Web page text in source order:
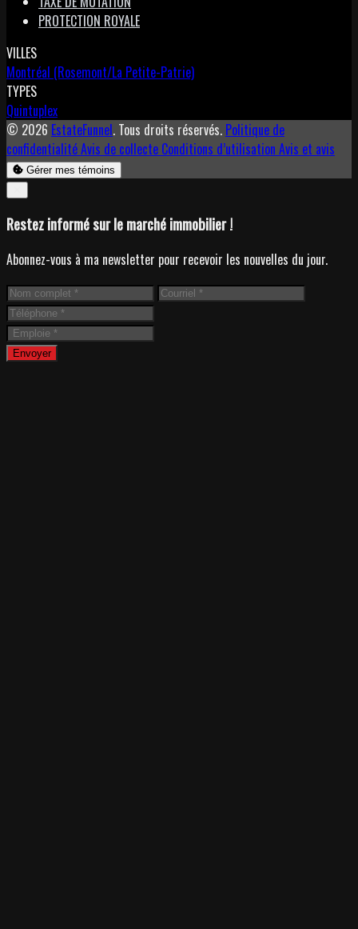
PROTECTION ROYALE
VILLES
Montréal (Rosemont/La Petite-Patrie)
TYPES
Quintuplex
© 2026 EstateFunnel. Tous droits réservés. Politique de
confidentialitéAvis de collecte Conditions d’utilisation Avis et avis
Gérer mes témoins
Restez informé sur le marché immobilier !
Abonnez-vous à ma newsletter pour recevoir les nouvelles du jour.
Envoyer